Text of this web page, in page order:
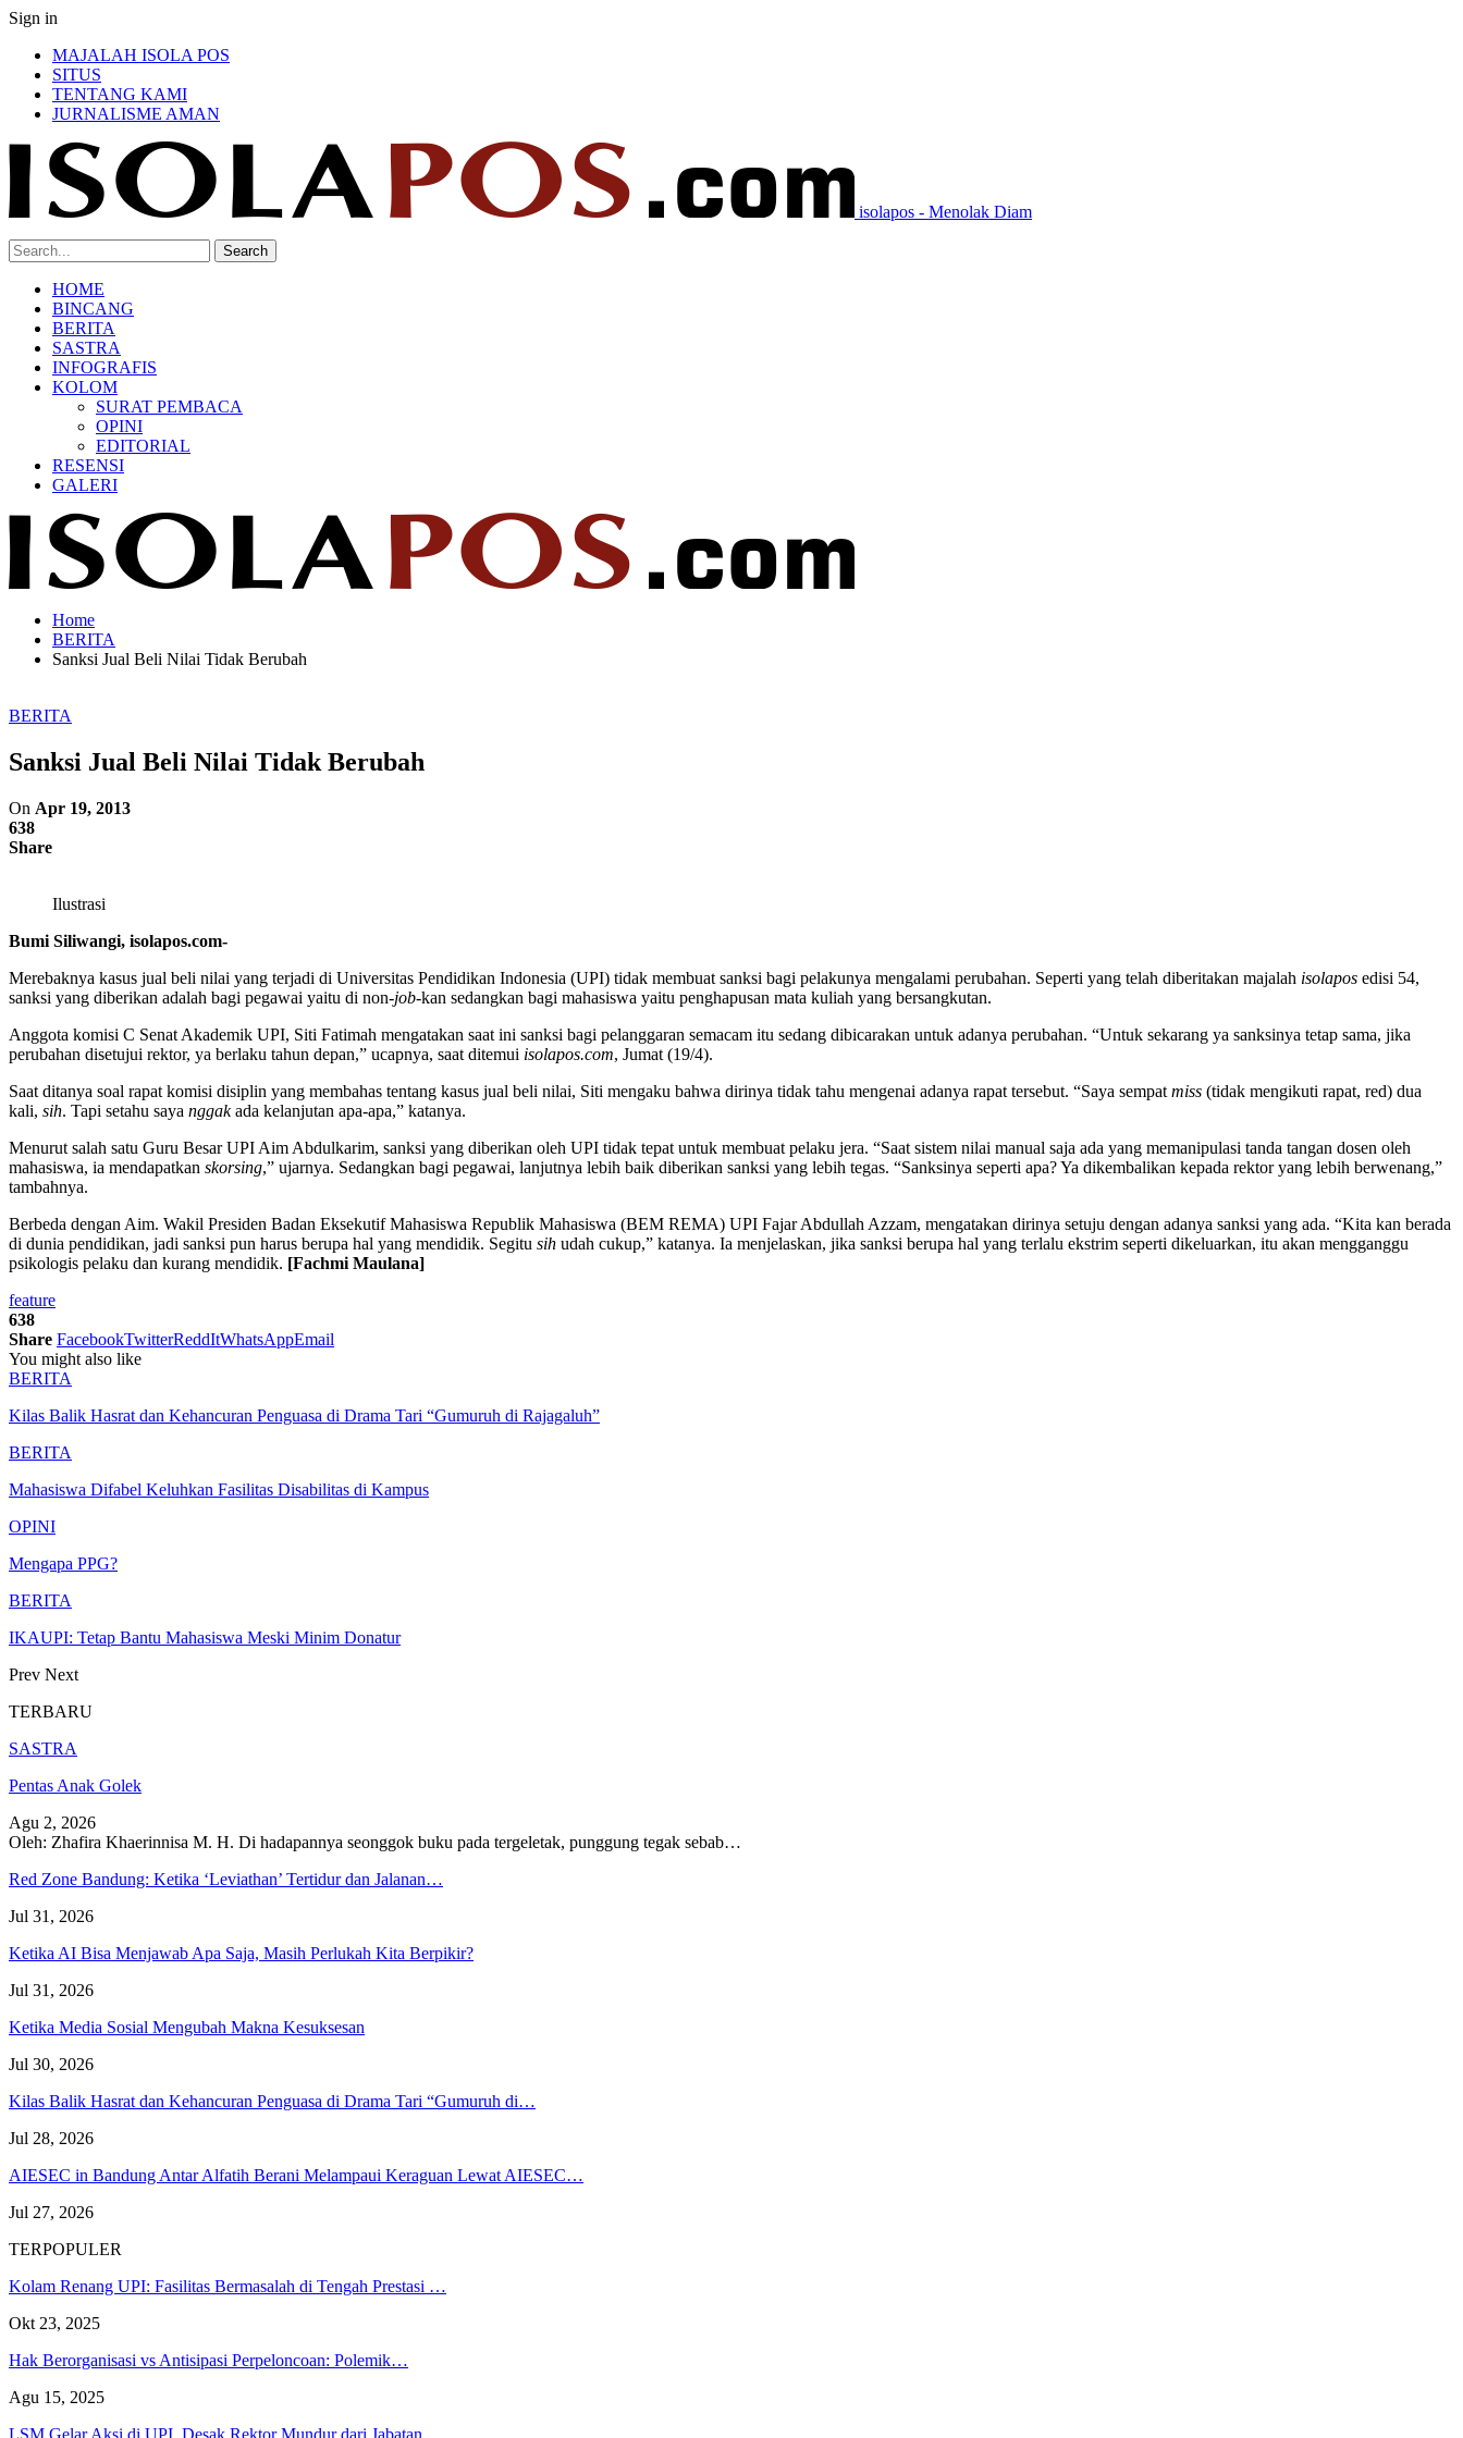
Sign in
MAJALAH ISOLA POS
SITUS
TENTANG KAMI
JURNALISME AMAN
isolapos - Menolak Diam
HOME
BINCANG
BERITA
SASTRA
INFOGRAFIS
KOLOM
SURAT PEMBACA
OPINI
EDITORIAL
RESENSI
GALERI
Home
BERITA
Sanksi Jual Beli Nilai Tidak Berubah
BERITA
Sanksi Jual Beli Nilai Tidak Berubah
On Apr 19, 2013
638
Share
Ilustrasi
Bumi Siliwangi, isolapos.com-
Merebaknya kasus jual beli nilai yang terjadi di Universitas Pendidikan Indonesia (UPI) tidak membuat sanksi bagi pelakunya mengalami perubahan. Seperti yang telah diberitakan majalah isolapos edisi 54,
sanksi yang diberikan adalah bagi pegawai yaitu di non-job-kan sedangkan bagi mahasiswa yaitu penghapusan mata kuliah yang bersangkutan.
Anggota komisi C Senat Akademik UPI, Siti Fatimah mengatakan saat ini sanksi bagi pelanggaran semacam itu sedang dibicarakan untuk adanya perubahan. “Untuk sekarang ya sanksinya tetap sama, jika
perubahan disetujui rektor, ya berlaku tahun depan,” ucapnya, saat ditemui isolapos.com, Jumat (19/4).
Saat ditanya soal rapat komisi disiplin yang membahas tentang kasus jual beli nilai, Siti mengaku bahwa dirinya tidak tahu mengenai adanya rapat tersebut. “Saya sempat miss (tidak mengikuti rapat, red) dua
kali, sih. Tapi setahu saya nggakada kelanjutan apa-apa,” katanya.
Menurut salah satu Guru Besar UPI Aim Abdulkarim, sanksi yang diberikan oleh UPI tidak tepat untuk membuat pelaku jera. “Saat sistem nilai manual saja ada yang memanipulasi tanda tangan dosen oleh
mahasiswa, ia mendapatkan skorsing,” ujarnya. Sedangkan bagi pegawai, lanjutnya lebih baik diberikan sanksi yang lebih tegas. “Sanksinya seperti apa? Ya dikembalikan kepada rektor yang lebih berwenang,”
tambahnya.
Berbeda dengan Aim. Wakil Presiden Badan Eksekutif Mahasiswa Republik Mahasiswa (BEM REMA) UPI Fajar Abdullah Azzam, mengatakan dirinya setuju dengan adanya sanksi yang ada. “Kita kan berada
di dunia pendidikan, jadi sanksi pun harus berupa hal yang mendidik. Segitu sih udah cukup,” katanya. Ia menjelaskan, jika sanksi berupa hal yang terlalu ekstrim seperti dikeluarkan, itu akan mengganggu
psikologis pelaku dan kurang mendidik. [Fachmi Maulana]
feature
638
Share FacebookTwitterReddItWhatsAppEmail
You might also like
BERITA
Kilas Balik Hasrat dan Kehancuran Penguasa di Drama Tari “Gumuruh di Rajagaluh”
BERITA
Mahasiswa Difabel Keluhkan Fasilitas Disabilitas di Kampus
OPINI
Mengapa PPG?
BERITA
IKAUPI: Tetap Bantu Mahasiswa Meski Minim Donatur
Prev Next
TERBARU
SASTRA
Pentas Anak Golek
Agu 2, 2026
Oleh: Zhafira Khaerinnisa M. H. Di hadapannya seonggok buku pada tergeletak, punggung tegak sebab…
Red Zone Bandung: Ketika ‘Leviathan’ Tertidur dan Jalanan…
Jul 31, 2026
Ketika AI Bisa Menjawab Apa Saja, Masih Perlukah Kita Berpikir?
Jul 31, 2026
Ketika Media Sosial Mengubah Makna Kesuksesan
Jul 30, 2026
Kilas Balik Hasrat dan Kehancuran Penguasa di Drama Tari “Gumuruh di…
Jul 28, 2026
AIESEC in Bandung Antar Alfatih Berani Melampaui Keraguan Lewat AIESEC…
Jul 27, 2026
TERPOPULER
Kolam Renang UPI: Fasilitas Bermasalah di Tengah Prestasi …
Okt 23, 2025
Hak Berorganisasi vs Antisipasi Perpeloncoan: Polemik…
Agu 15, 2025
LSM Gelar Aksi di UPI, Desak Rektor Mundur dari Jabatan